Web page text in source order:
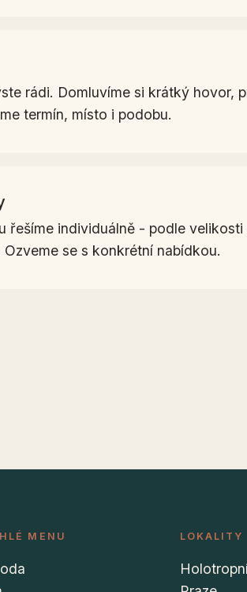
rádi. Domluvíme si krátký hovor,
termín, místo i podobu.
řešíme individuálně - podle
se s konkrétní nabídkou.
MENU LOKALITY